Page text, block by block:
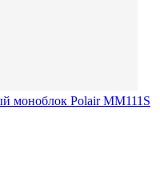
моноблок Polair MM111S